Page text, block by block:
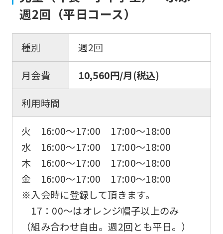
週2回（平日コース）
種別
週2回
月会費
10,560円/月(税込)
利用時間
火 16:00〜17:00 17:00〜18:00
水 16:00〜17:00 17:00〜18:00
木 16:00〜17:00 17:00〜18:00
金 16:00〜17:00 17:00〜18:00
※入会時に登録して頂きます。
17：00～はオレンジ帽子以上のみ
（組み合わせ自由。週2回とも平日。）